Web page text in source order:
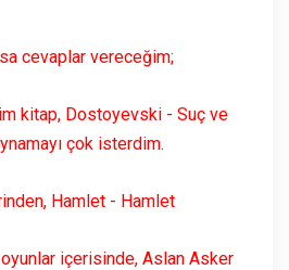
cevaplar vereceğim;
kitap, Dostoyevski - Suç ve
çok isterdim.
Hamlet - Hamlet
oyunlar içerisinde, Aslan Asker